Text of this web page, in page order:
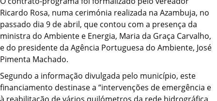
Ricardo Rosa, numa cerimónia realizada na Azambuja, no
passado dia 9 de abril, que contou com a presença da
ministra do Ambiente e Energia, Maria da Graça Carvalho,
e do presidente da Agência Portuguesa do Ambiente, José
Pimenta Machado.
Segundo a informação divulgada pelo município, este
financiamento destinase a “intervenções de emergência e